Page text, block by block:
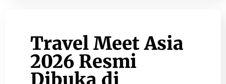
Travel Meet Asia
2026 Resmi